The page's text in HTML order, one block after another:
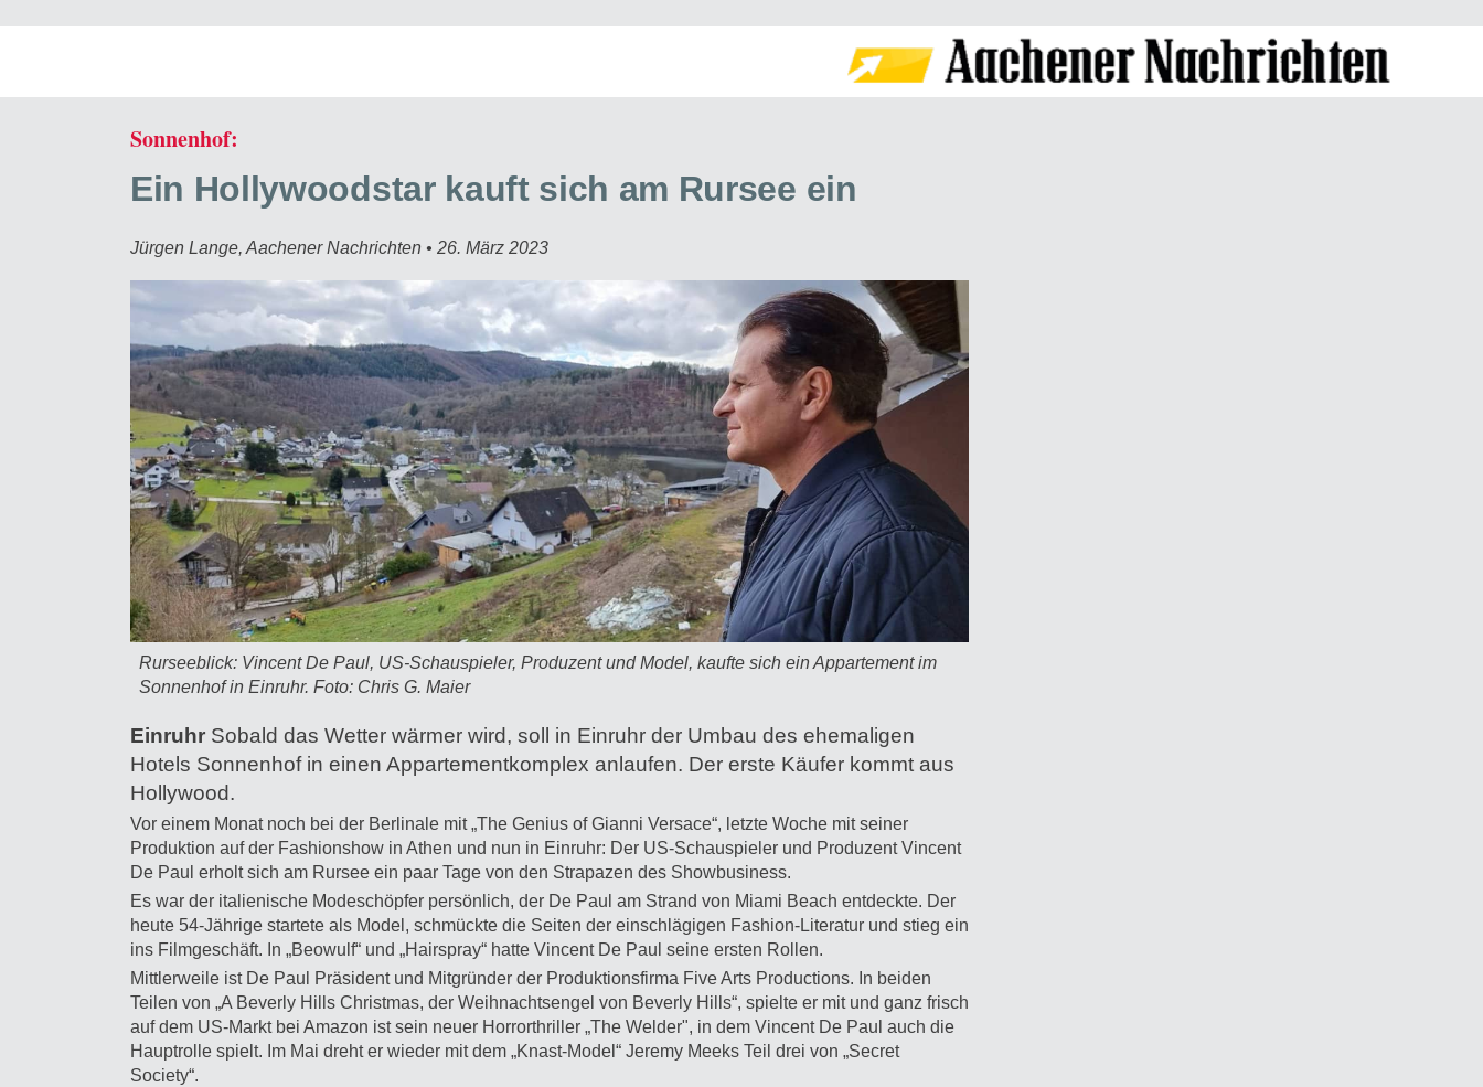
Sonnenhof:
Ein Hollywoodstar kauft sich am Rursee ein
Jürgen Lange, Aachener Nachrichten • 26. März 2023
Rurseeblick: Vincent De Paul, US-Schauspieler, Produzent und Model, kaufte sich ein Appartement im
Sonnenhof in Einruhr. Foto: Chris G. Maier
Einruhr Sobald das Wetter wärmer wird, soll in Einruhr der Umbau des ehemaligen
Hotels Sonnenhof in einen Appartementkomplex anlaufen. Der erste Käufer kommt aus
Hollywood.
Vor einem Monat noch bei der Berlinale mit „The Genius of Gianni Versace“, letzte Woche mit seiner
Produktion auf der Fashionshow in Athen und nun in Einruhr: Der US-Schauspieler und Produzent Vincent
De Paul erholt sich am Rursee ein paar Tage von den Strapazen des Showbusiness.
Es war der italienische Modeschöpfer persönlich, der De Paul am Strand von Miami Beach entdeckte. Der
heute 54-Jährige startete als Model, schmückte die Seiten der einschlägigen Fashion-Literatur und stieg ein
ins Filmgeschäft. In „Beowulf“ und „Hairspray“ hatte Vincent De Paul seine ersten Rollen.
Mittlerweile ist De Paul Präsident und Mitgründer der Produktionsfirma Five Arts Productions. In beiden
Teilen von „A Beverly Hills Christmas, der Weihnachtsengel von Beverly Hills“, spielte er mit und ganz frisch
auf dem US-Markt bei Amazon ist sein neuer Horrorthriller „The Welder", in dem Vincent De Paul auch die
Hauptrolle spielt. Im Mai dreht er wieder mit dem „Knast-Model“ Jeremy Meeks Teil drei von „Secret
Society“.